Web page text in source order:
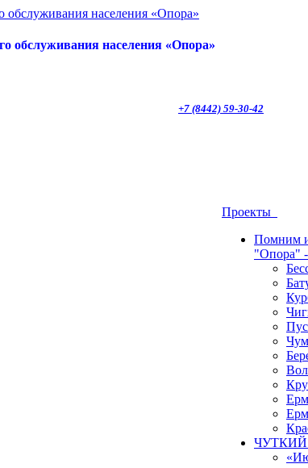
обслуживания населения «Опора»
+7 (8442) 59-30-42
Проекты
Помним
"Опора" -